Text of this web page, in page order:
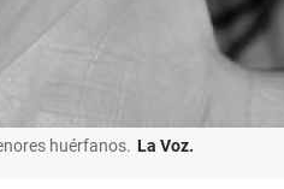
huérfanos. La Voz.